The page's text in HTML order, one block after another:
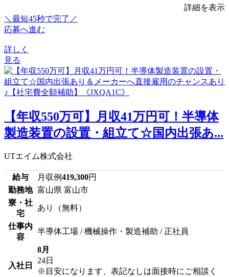
詳細を表示
＼最短45秒で完了／
応募へ進む
詳しく
見る
【年収550万可】月収41万円可！半導体
製造装置の設置・組立て☆国内出張あ...
UTエイム株式会社
給与 月収例419,300円
勤務地 富山県 富山市
寮・社
宅
あり（無料）
仕事内
容
半導体工場 / 機械操作・製造補助 / 正社員
入社日
8月
24日
※目安になります、表記なしは面接時にご相談く